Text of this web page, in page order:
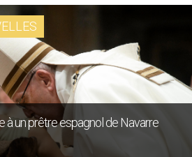
à un prêtre espagnol de Navarre